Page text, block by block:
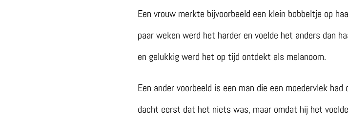
Een vrouw merkte bijvoorbeeld een klein bobbeltje op
paar weken werd het harder en voelde het anders dan
en gelukkig werd het op tijd ontdekt als melanoom.
Een ander voorbeeld is een man die een moedervlek
dacht eerst dat het niets was, maar omdat hij het